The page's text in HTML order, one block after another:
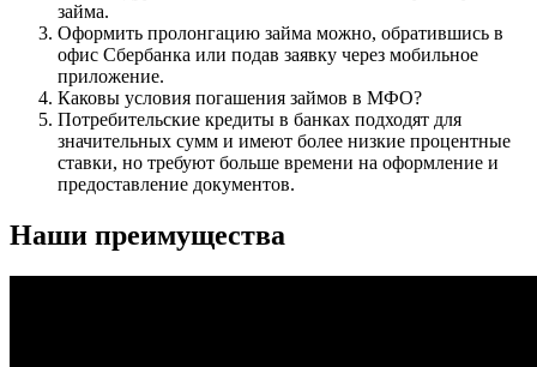
займа.
Оформить пролонгацию займа можно, обратившись в
офис Сбербанка или подав заявку через мобильное
приложение.
Каковы условия погашения займов в МФО?
Потребительские кредиты в банках подходят для
значительных сумм и имеют более низкие процентные
ставки, но требуют больше времени на оформление и
предоставление документов.
Наши преимущества